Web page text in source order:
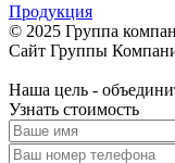
Продукция
© 2025 Группа
Cайт Группы
Наша цель -
Узнать стоимость